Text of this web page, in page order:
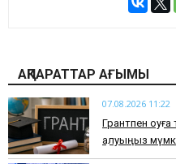
АҚПАРАТТАР АҒЫМЫ
07.08.2026 11:22
Грантпен
қалуыңыз